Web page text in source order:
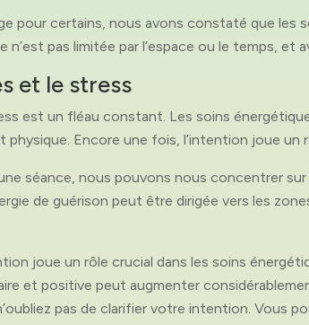
pour certains, nous avons constaté que
n’est pas limitée par l’espace ou le temps,
et le stress
est un fléau constant. Les soins
Encore une fois, l’intention joue un
séance, nous pouvons nous concentrer
de guérison peut être dirigée vers les
joue un rôle crucial dans les soins
et positive peut augmenter
pas de clarifier votre intention. Vous